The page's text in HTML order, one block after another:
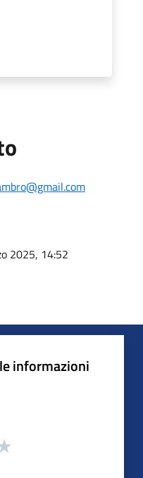
2025, 14:52
informazioni